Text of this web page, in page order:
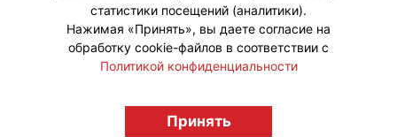
licensingrussia.ru, 2009-2026 12+
статистики посещений (аналитики).
Нажимая «Принять», вы даете согласие на
обработку cookie-файлов в соответствии с
Политикой конфиденциальности
Принять